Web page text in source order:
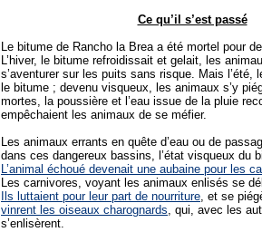
Ce qu’il s’est passé
Le bitume de Rancho la Brea a été mortel pour
L’hiver, le bitume refroidissait et gelait, les
s’aventurer sur les puits sans risque. Mais l’été,
le bitume ; devenu visqueux, les animaux s’y
mortes, la poussière et l’eau issue de la pluie
empêchaient les animaux de se méfier.
Les animaux errants en quête d’eau ou de
dans ces dangereux bassins, l’état visqueux du
L’animal échoué devenait une aubaine pour les
Les carnivores, voyant les animaux enlisés se
Ils luttaient pour leur part de nourriture, et se
vinrent les oiseaux charognards, qui, avec les
s’enlisèrent.